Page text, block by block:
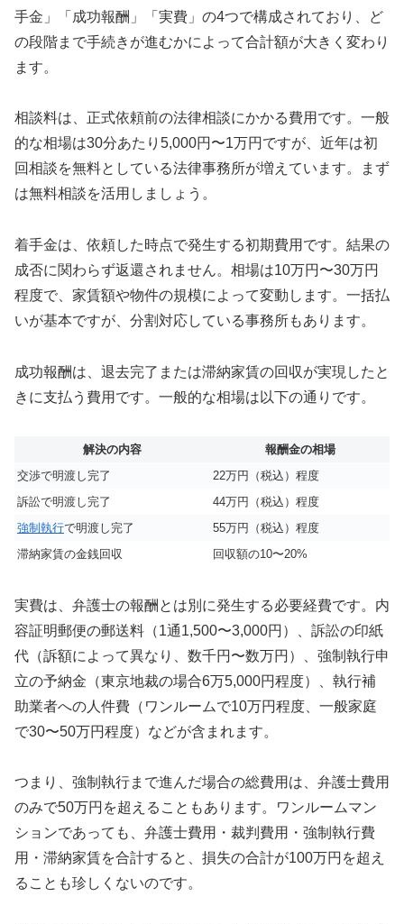
手金」「成功報酬」「実費」の4つで構成されており、ど
の段階まで手続きが進むかによって合計額が大きく変わり
ます。
相談料は、正式依頼前の法律相談にかかる費用です。一般
的な相場は30分あたり5,000円〜1万円ですが、近年は初
回相談を無料としている法律事務所が増えています。まず
は無料相談を活用しましょう。
着手金は、依頼した時点で発生する初期費用です。結果の
成否に関わらず返還されません。相場は10万円〜30万円
程度で、家賃額や物件の規模によって変動します。一括払
いが基本ですが、分割対応している事務所もあります。
成功報酬は、退去完了または滞納家賃の回収が実現したと
きに支払う費用です。一般的な相場は以下の通りです。
解決の内容
報酬金の相場
交渉で明渡し完了
22万円（税込）程度
訴訟で明渡し完了
44万円（税込）程度
強制執行で明渡し完了
55万円（税込）程度
滞納家賃の金銭回収
回収額の10〜20%
実費は、弁護士の報酬とは別に発生する必要経費です。内
容証明郵便の郵送料（1通1,500〜3,000円）、訴訟の印紙
代（訴額によって異なり、数千円〜数万円）、強制執行申
立の予納金（東京地裁の場合6万5,000円程度）、執行補
助業者への人件費（ワンルームで10万円程度、一般家庭
で30〜50万円程度）などが含まれます。
つまり、強制執行まで進んだ場合の総費用は、弁護士費用
のみで50万円を超えることもあります。ワンルームマン
ションであっても、弁護士費用・裁判費用・強制執行費
用・滞納家賃を合計すると、損失の合計が100万円を超え
ることも珍しくないのです。